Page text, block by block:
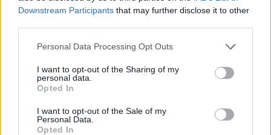
Downstream Participants that may further disclose it to other
Personal Data Processing Opt Outs
I want to opt-out of the Sharing of my
personal data.
Opted In
I want to opt-out of the Sale of my
Personal Data.
Opted In
Εγγραφή στο newsletter
Αποδέχομαι τους
και την πολιτική απορρήτου